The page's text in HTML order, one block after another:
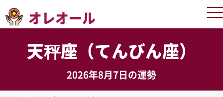
オレオール
天秤座（てんびん座）
2026年8月7日の運勢